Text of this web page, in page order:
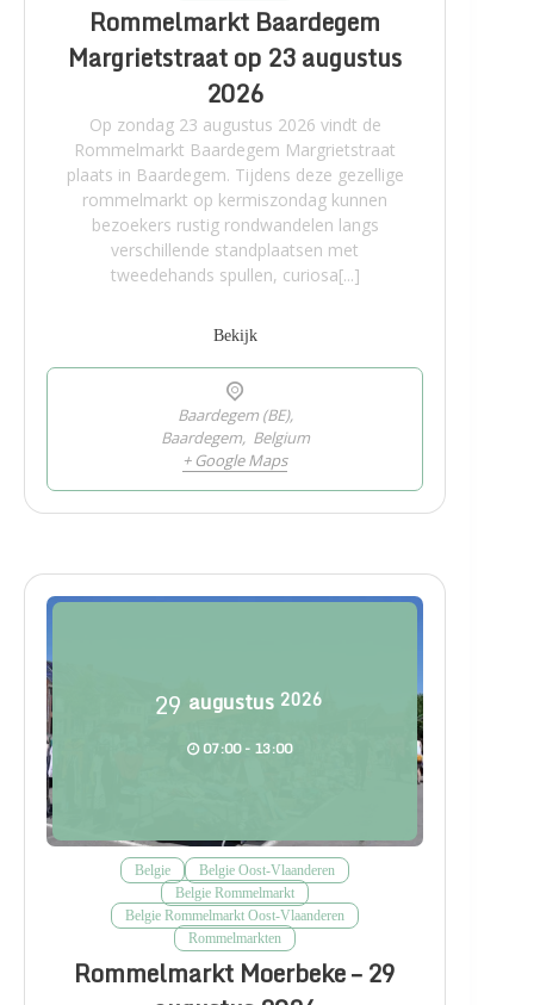
Rommelmarkt Baardegem
Margrietstraat op 23 augustus
2026
Op zondag 23 augustus 2026 vindt de
Rommelmarkt Baardegem Margrietstraat
plaats in Baardegem. Tijdens deze gezellige
rommelmarkt op kermiszondag kunnen
bezoekers rustig rondwandelen langs
verschillende standplaatsen met
tweedehands spullen, curiosa[...]
Bekijk
Baardegem (BE),
Baardegem, Belgium
+ Google Maps
29 augustus 2026
07:00 - 13:00
Belgie
Belgie Oost-Vlaanderen
Belgie Rommelmarkt
Belgie Rommelmarkt Oost-Vlaanderen
Rommelmarkten
Rommelmarkt Moerbeke – 29